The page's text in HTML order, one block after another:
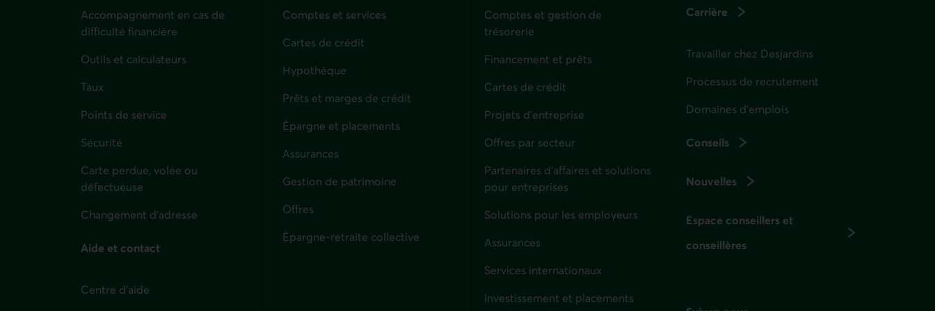
Accompagnement en cas de
difficulté financière
Outils et calculateurs
Taux
Points de service
Sécurité
Carte perdue, volée ou
défectueuse
Changement d'adresse
Aide et contact
Centre d'aide
Comptes et services
Cartes de crédit
Hypothèque
Prêts et marges de crédit
Épargne et placements
Assurances
Gestion de patrimoine
Offres
Épargne-retraite collective
Comptes et gestion de
trésorerie
Financement et prêts
Cartes de crédit
Projets d'entreprise
Offres par secteur
Partenaires d’affaires et solutions
pour entreprises
Solutions pour les employeurs
Assurances
Services internationaux
Investissement et placements
Carrière
Travailler chez Desjardins
Processus de recrutement
Domaines d’emplois
Conseils
Nouvelles
Espace conseillers et
conseillères